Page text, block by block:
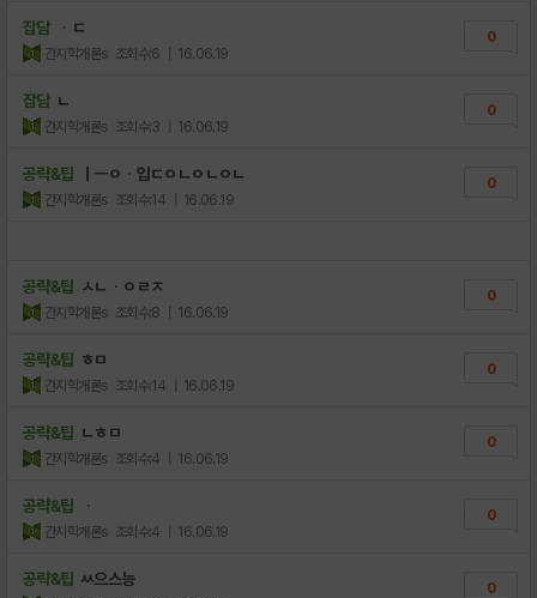
잡담 ᆞㄷ
간지학개론s 조회수:6 | 16.06.19
0
잡담 ㄴ
간지학개론s 조회수:3 | 16.06.19
0
공략&팁 ㅣㅡㅇᆞ입ㄷㅇㄴㅇㄴㅇㄴ
간지학개론s 조회수:14 | 16.06.19
0
공략&팁 ㅅㄴᆞㅇㄹㅈ
간지학개론s 조회수:8 | 16.06.19
0
공략&팁 ㅎㅁ
간지학개론s 조회수:14 | 16.06.19
0
공략&팁 ㄴㅎㅁ
간지학개론s 조회수:4 | 16.06.19
0
공략&팁 ᆞ
간지학개론s 조회수:4 | 16.06.19
0
공략&팁 ㅆ으스능 0